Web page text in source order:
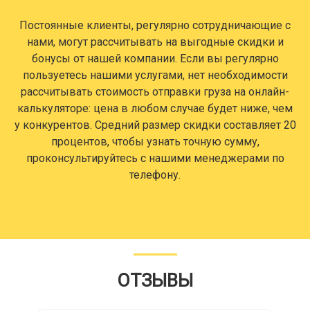
Постоянные клиенты, регулярно сотрудничающие с
нами, могут рассчитывать на выгодные скидки и
бонусы от нашей компании. Если вы регулярно
пользуетесь нашими услугами, нет необходимости
рассчитывать стоимость отправки груза на онлайн-
калькуляторе: цена в любом случае будет ниже, чем
у конкурентов. Средний размер скидки составляет 20
процентов, чтобы узнать точную сумму,
проконсультируйтесь с нашими менеджерами по
телефону.
ОТЗЫВЫ